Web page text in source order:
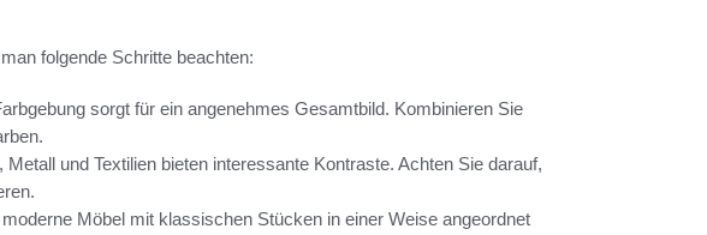
folgende Schritte beachten:
sorgt für ein angenehmes Gesamtbild. Kombinieren Sie
Metall und Textilien bieten interessante Kontraste. Achten Sie darauf,
Möbel mit klassischen Stücken in einer Weise angeordnet